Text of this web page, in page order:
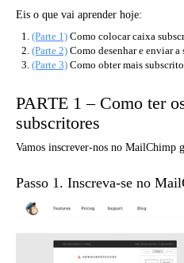
Eis o que vai aprender hoje:
(Parte 1) Como colocar caixa
(Parte 2) Como desenhar e enviar
(Parte 3) Como obter mais
PARTE 1 – Como ter
subscritores
Vamos inscrever-nos no MailChimp
Passo 1. Inscreva-se no